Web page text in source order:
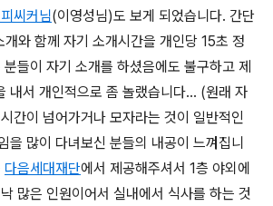
씨커님(이영성님)도 보게 되었습니다. 간단
와 함께 자기 소개시간을 개인당 15초 정
들이 자기 소개를 하셨음에도 불구하고 제
내서 개인적으로 좀 놀랬습니다… (원래 자
간이 넘어가거나 모자라는 것이 일반적인
을 많이 다녀보신 분들의 내공이 느껴집니
다음세대재단에서 제공해주셔서 1층 야외에
많은 인원이어서 실내에서 식사를 하는 것